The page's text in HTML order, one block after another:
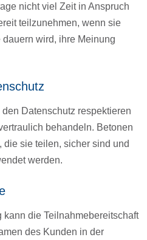
nicht viel Zeit in Anspruch
teilzunehmen, wenn sie
wird, ihre Meinung
Datenschutz respektieren
behandeln. Betonen
die sie teilen, sicher sind und
werden.
die Teilnahmebereitschaft
des Kunden in der